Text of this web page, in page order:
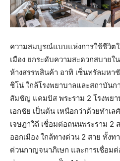
ความสมบูรณ์แบบแห่งการใช้ชีวิต
เมือง ยกระดับความสะดวกสบาย
ห้างสรรพสินค้า อาทิ เซ็นทรัลมหา
ชิโน่ ใกล้โรงพยาบาลและสถาบันก
สัมชัญ แคมปัส พระราม 2 โรงพยา
เอกชัย เป็นต้น เหนือกว่าด้วยทำเ
เจษฎาวิถี เชื่อมต่อถนนพระราม 2
ออกเมือง ใกล้ทางด่วน 2 สาย ทั้ง
ด่วนกาญจนาภิเษก และการเชื่อม